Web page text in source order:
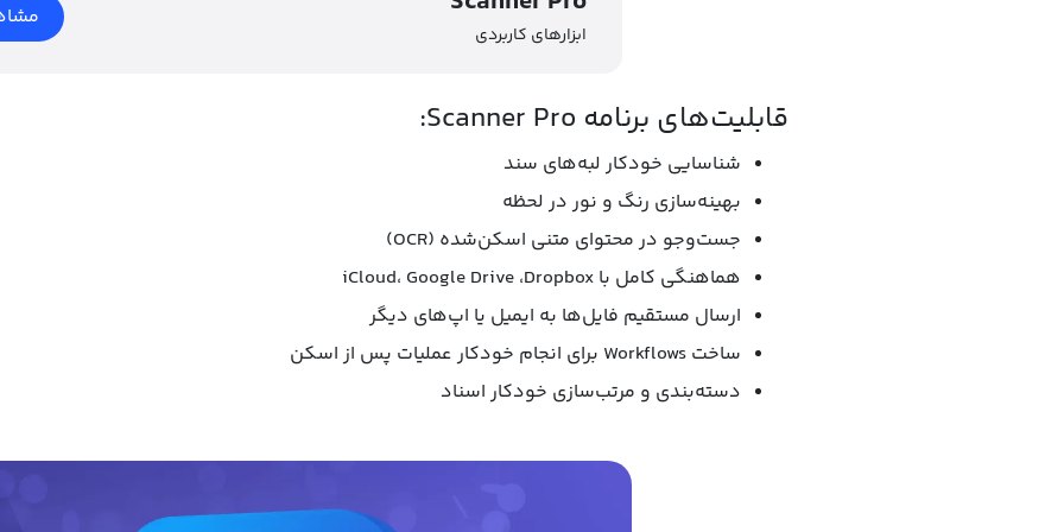
ابزارهای کاربردی
قابلیت‌های برنامه Scanner Pro:
شناسایی خودکار لبه‌های سند
بهینه‌سازی رنگ و نور در لحظه
جست‌وجو در محتوای متنی اسکن‌شده (OCR)
هماهنگی کامل با iCloud، Google Drive ،Dropbox
ارسال مستقیم فایل‌ها به ایمیل یا اپ‌های دیگر
ساخت Workflows برای انجام خودکار عملیات پس از اسکن
دسته‌بندی و مرتب‌سازی خودکار اسناد